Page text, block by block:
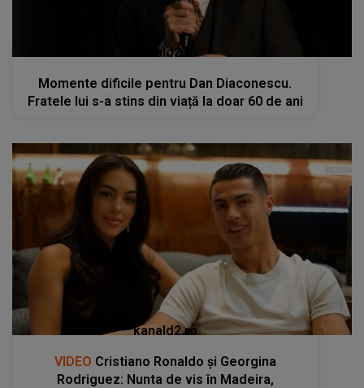
kanald2.ro
Momente dificile pentru Dan Diaconescu.
Fratele lui s-a stins din viață la doar 60 de ani
kanald2.ro
VIDEO Cristiano Ronaldo și Georgina
Rodriguez: Nunta de vis în Madeira,